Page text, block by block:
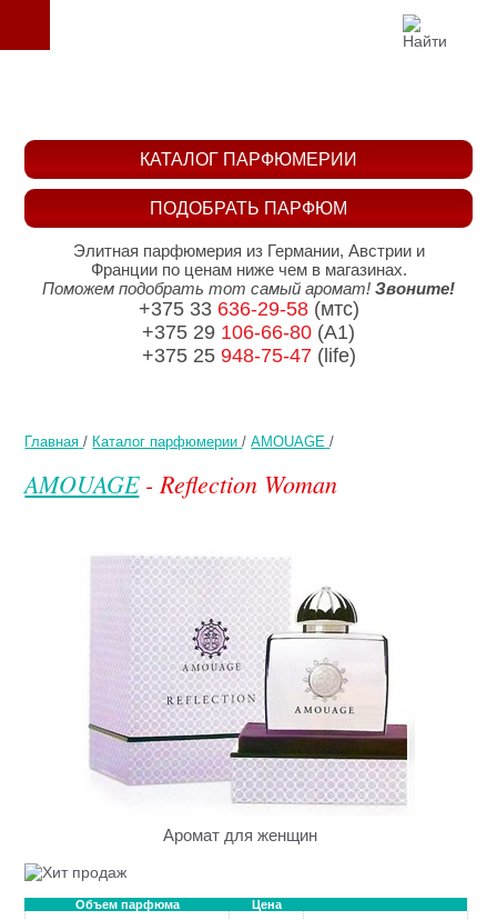
Главная / Каталог парфюмерии /AMOUAGE /
AMOUAGE- Reflection Woman
Аромат для женщин
Объем парфюма Цена
ПОДОБРАТЬ ПАРФЮМ
КАТАЛОГ ПАРФЮМЕРИИ
Элитная парфюмерия из Германии, Австрии и
Франции по ценам ниже чем в магазинах.
Поможем подобрать тот самый аромат! Звоните!
+375 33 636-29-58(мтс)
+375 29 106-66-80 (A1)
+375 25 948-75-47(life)